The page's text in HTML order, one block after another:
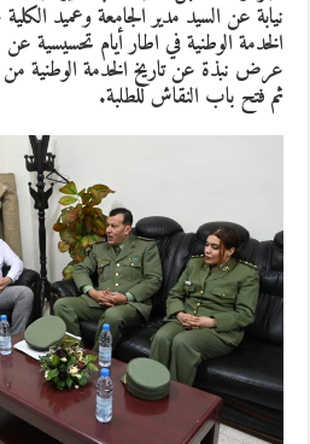
نيابة عن السيد مدير الجامعة وعميد
الخدمة الوطنية في اطار أيام تحسيسية
عرض نبذة عن تاريخ الخدمة الوطنية
ثم فتح باب النقاش للطلبة.